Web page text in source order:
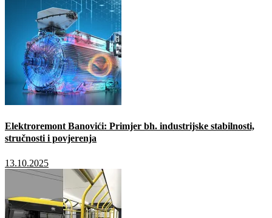
Elektroremont Banovići: Primjer bh. industrijske stabilnosti,
stručnosti i povjerenja
13.10.2025